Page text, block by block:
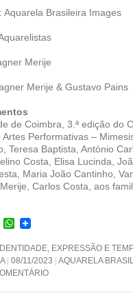
Aquarela Brasileira Images
Merije
Merije & Gustavo Pains
de Coimbra, 3.ª edição do
Artes Performativas –
Teresa Baptista, António
Costa, Elisa Lucinda,
Maria João Cantinho,
Carlos Costa, aos
L
W
a
t
s
A
p
EXPRESSÃO E
08/11/2023
AQUARELA